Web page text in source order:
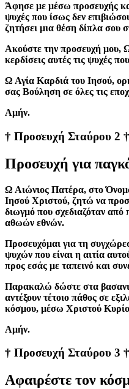
Άφησε με μέσω προσευχής
ψυχές που ίσως δεν
ζητήσει μια θέση δίπλα σου
Aκούστε την προσευχή μου,
κερδίσεις αυτές τις ψυχές
Ω Αγία Καρδιά του Ιησού,
σας Βούληση σε όλες τις
Aμήν.
† Προσευχή Σταύρου 2 †
Προσευχή για
Ω Αιώνιος Πατέρα, στο
Ιησού Χριστού, ζητώ να
διωγμό που σχεδιαζόταν από
αθωών εθνών.
Προσευχόμαι για τη
ψυχών που είναι η αιτία
προς εσάς με ταπεινό και
Παρακαλώ δώστε στα
αντέξουν τέτοιο πάθος σε
κόσμου, μέσω Χριστού
Aμήν.
† Προσευχή Σταύρου 3 †
Αφαιρέστε τον